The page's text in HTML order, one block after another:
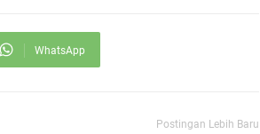
WhatsApp
Postingan Lebih Baru